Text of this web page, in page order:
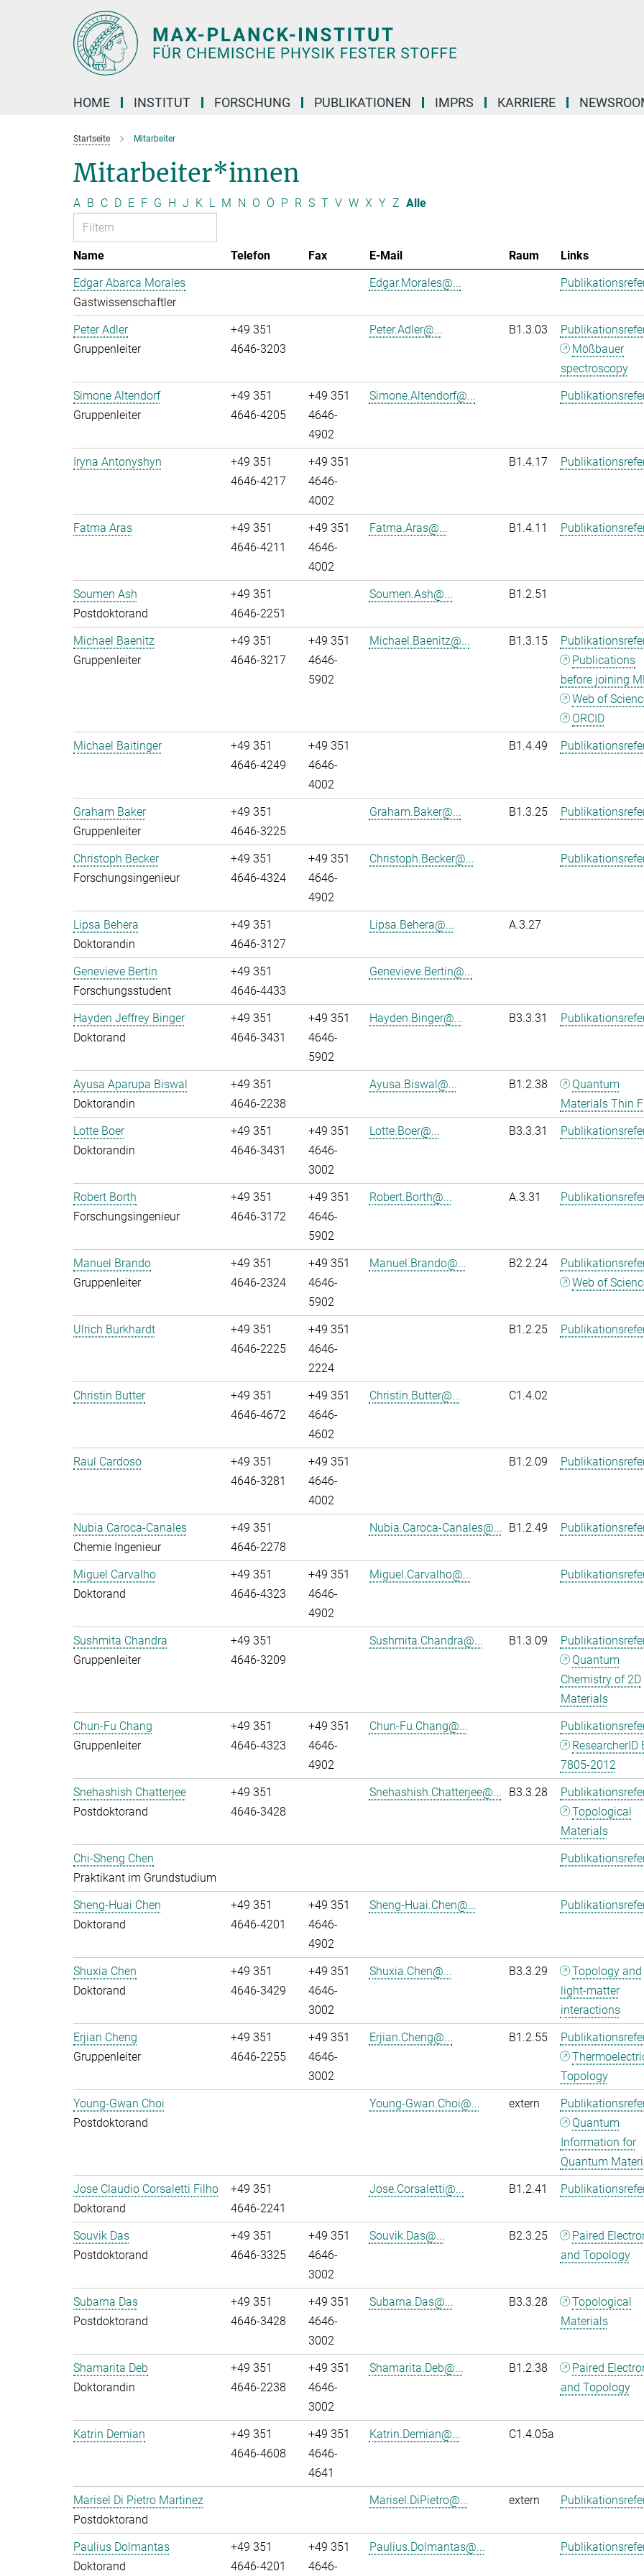
HOME INSTITUT FORSCHUNG PUBLIKATIONEN IMPRS KARRIERE
Startseite Mitarbeiter
Mitarbeiter*innen
A B C D E F G H J K L M N O Ö P R S T V W X Y Z Alle
Name Telefon Fax E-Mail Raum
Links
Edgar Abarca Morales
Gastwissenschaftler
Edgar.Morales@...
Peter Adler
Gruppenleiter
+49 351
4646-3203
Peter.Adler@... B1.3.03
Mößbauer
spectroscopy
Simone Altendorf
Gruppenleiter
+49 351
4646-4205
+49 351
4646-
4902
Simone.Altendorf@...
Iryna Antonyshyn
+49 351
4646-4217
+49 351
4646-
4002
B1.4.17
Fatma Aras
+49 351
4646-4211
+49 351
4646-
4002
Fatma.Aras@... B1.4.11
Soumen Ash
Postdoktorand
+49 351
4646-2251
Soumen.Ash@... B1.2.51
Michael Baenitz
Gruppenleiter
+49 351
4646-3217
+49 351
4646-
5902
Michael.Baenitz@... B1.3.15
Publications
before joining
Web of
ORCID
Michael Baitinger
+49 351
4646-4249
+49 351
4646-
4002
B1.4.49
Graham Baker
Gruppenleiter
+49 351
4646-3225
Graham.Baker@... B1.3.25
Christoph Becker
Forschungsingenieur
+49 351
4646-4324
+49 351
4646-
4902
Christoph.Becker@...
Lipsa Behera
Doktorandin
+49 351
4646-3127
Lipsa.Behera@... A.3.27
Genevieve Bertin
Forschungsstudent
+49 351
4646-4433
Genevieve.Bertin@...
Hayden Jeffrey Binger
Doktorand
+49 351
4646-3431
+49 351
4646-
5902
Hayden.Binger@... B3.3.31
Ayusa Aparupa Biswal
Doktorandin
+49 351
4646-2238
Ayusa.Biswal@... B1.2.38
Quantum
Materials Thin
Lotte Boer
Doktorandin
+49 351
4646-3431
+49 351
4646-
3002
Lotte.Boer@... B3.3.31
Robert Borth
Forschungsingenieur
+49 351
4646-3172
+49 351
4646-
5902
Robert.Borth@... A.3.31
Manuel Brando
Gruppenleiter
+49 351
4646-2324
+49 351
4646-
5902
Manuel.Brando@... B2.2.24
Web of
Ulrich Burkhardt
+49 351
4646-2225
+49 351
4646-
2224
B1.2.25
Christin Butter
+49 351
4646-4672
+49 351
4646-
4602
Christin.Butter@... C1.4.02
Raul Cardoso
+49 351
4646-3281
+49 351
4646-
4002
B1.2.09
Nubia Caroca-Canales
Chemie Ingenieur
+49 351
4646-2278
Nubia.Caroca-Canales@... B1.2.49
Miguel Carvalho
Doktorand
+49 351
4646-4323
+49 351
4646-
4902
Miguel.Carvalho@...
Sushmita Chandra
Gruppenleiter
+49 351
4646-3209
Sushmita.Chandra@... B1.3.09
Quantum
Chemistry of 2D
Materials
Chun-Fu Chang
Gruppenleiter
+49 351
4646-4323
+49 351
4646-
4902
Chun-Fu.Chang@...
ResearcherID
7805-2012
Snehashish Chatterjee
Postdoktorand
+49 351
4646-3428
Snehashish.Chatterjee@... B3.3.28
Topological
Materials
Chi-Sheng Chen
Praktikant im Grundstudium
Sheng-Huai Chen
Doktorand
+49 351
4646-4201
+49 351
4646-
4902
Sheng-Huai.Chen@...
Shuxia Chen
Doktorand
+49 351
4646-3429
+49 351
4646-
3002
Shuxia.Chen@... B3.3.29
Topology and
light-matter
interactions
Erjian Cheng
Gruppenleiter
+49 351
4646-2255
+49 351
4646-
3002
Erjian.Cheng@... B1.2.55
Topology
Young-Gwan Choi
Postdoktorand
Young-Gwan.Choi@... extern
Quantum
Information for
Quantum
Jose Claudio Corsaletti Filho
Doktorand
+49 351
4646-2241
Jose.Corsaletti@... B1.2.41
Souvik Das
Postdoktorand
+49 351
4646-3325
+49 351
4646-
3002
Souvik.Das@... B2.3.25
Paired
and Topology
Subarna Das
Postdoktorand
+49 351
4646-3428
+49 351
4646-
3002
Subarna.Das@... B3.3.28
Topological
Materials
Shamarita Deb
Doktorandin
+49 351
4646-2238
+49 351
4646-
3002
Shamarita.Deb@... B1.2.38
Paired
and Topology
Katrin Demian
+49 351
4646-4608
+49 351
4646-
4641
Katrin.Demian@... C1.4.05a
Marisel Di Pietro Martinez
Postdoktorand
Marisel.DiPietro@... extern
Paulius Dolmantas
Doktorand
+49 351
4646-4201
+49 351
4646-
Paulius.Dolmantas@...